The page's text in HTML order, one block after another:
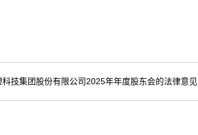
技集团股份有限公司2025年年度股东会的法律意见